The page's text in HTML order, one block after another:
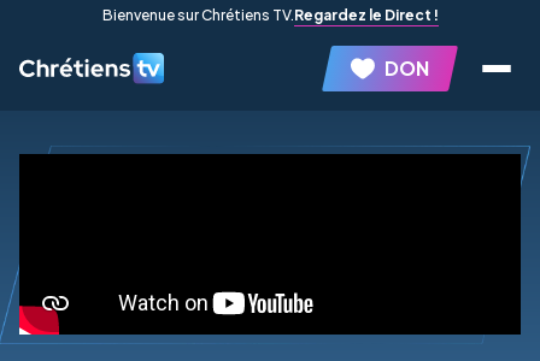
Bienvenue sur Chrétiens TV.Regardez le Direct !
DON